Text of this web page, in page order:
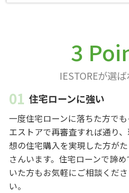
3
IESTOREが選
住宅ローンに強い
一度住宅ローンに落ちた方でも
エストアで再審査すれば通り
想の住宅購入を実現した方がた
さんいます。住宅ローンで諦め
いた方もお気軽にご相談くださ
い。